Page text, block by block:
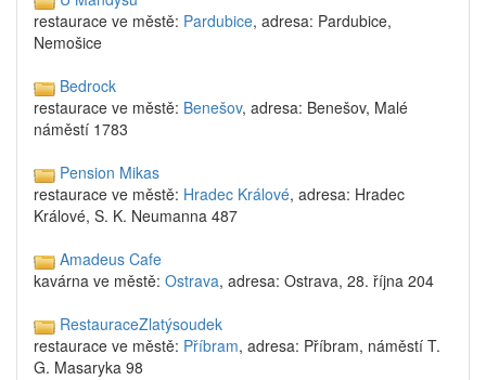
restaurace ve městě: Pardubice, adresa: Pardubice,
Nemošice
Bedrock
restaurace ve městě: Benešov, adresa: Benešov, Malé
náměstí 1783
Pension Mikas
restaurace ve městě: Hradec Králové, adresa: Hradec
Králové, S. K. Neumanna 487
Amadeus Cafe
kavárna ve městě: Ostrava, adresa: Ostrava, 28. října 204
RestauraceZlatýsoudek
restaurace ve městě: Příbram, adresa: Příbram, náměstí T.
G. Masaryka 98